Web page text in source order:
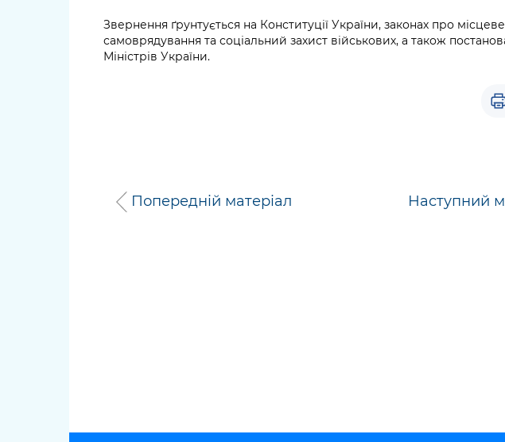
Звернення ґрунтується на Конституції України, законах про місцеве
самоврядування та соціальний захист військових, а також
Міністрів України.
Попередній матеріал Наступний